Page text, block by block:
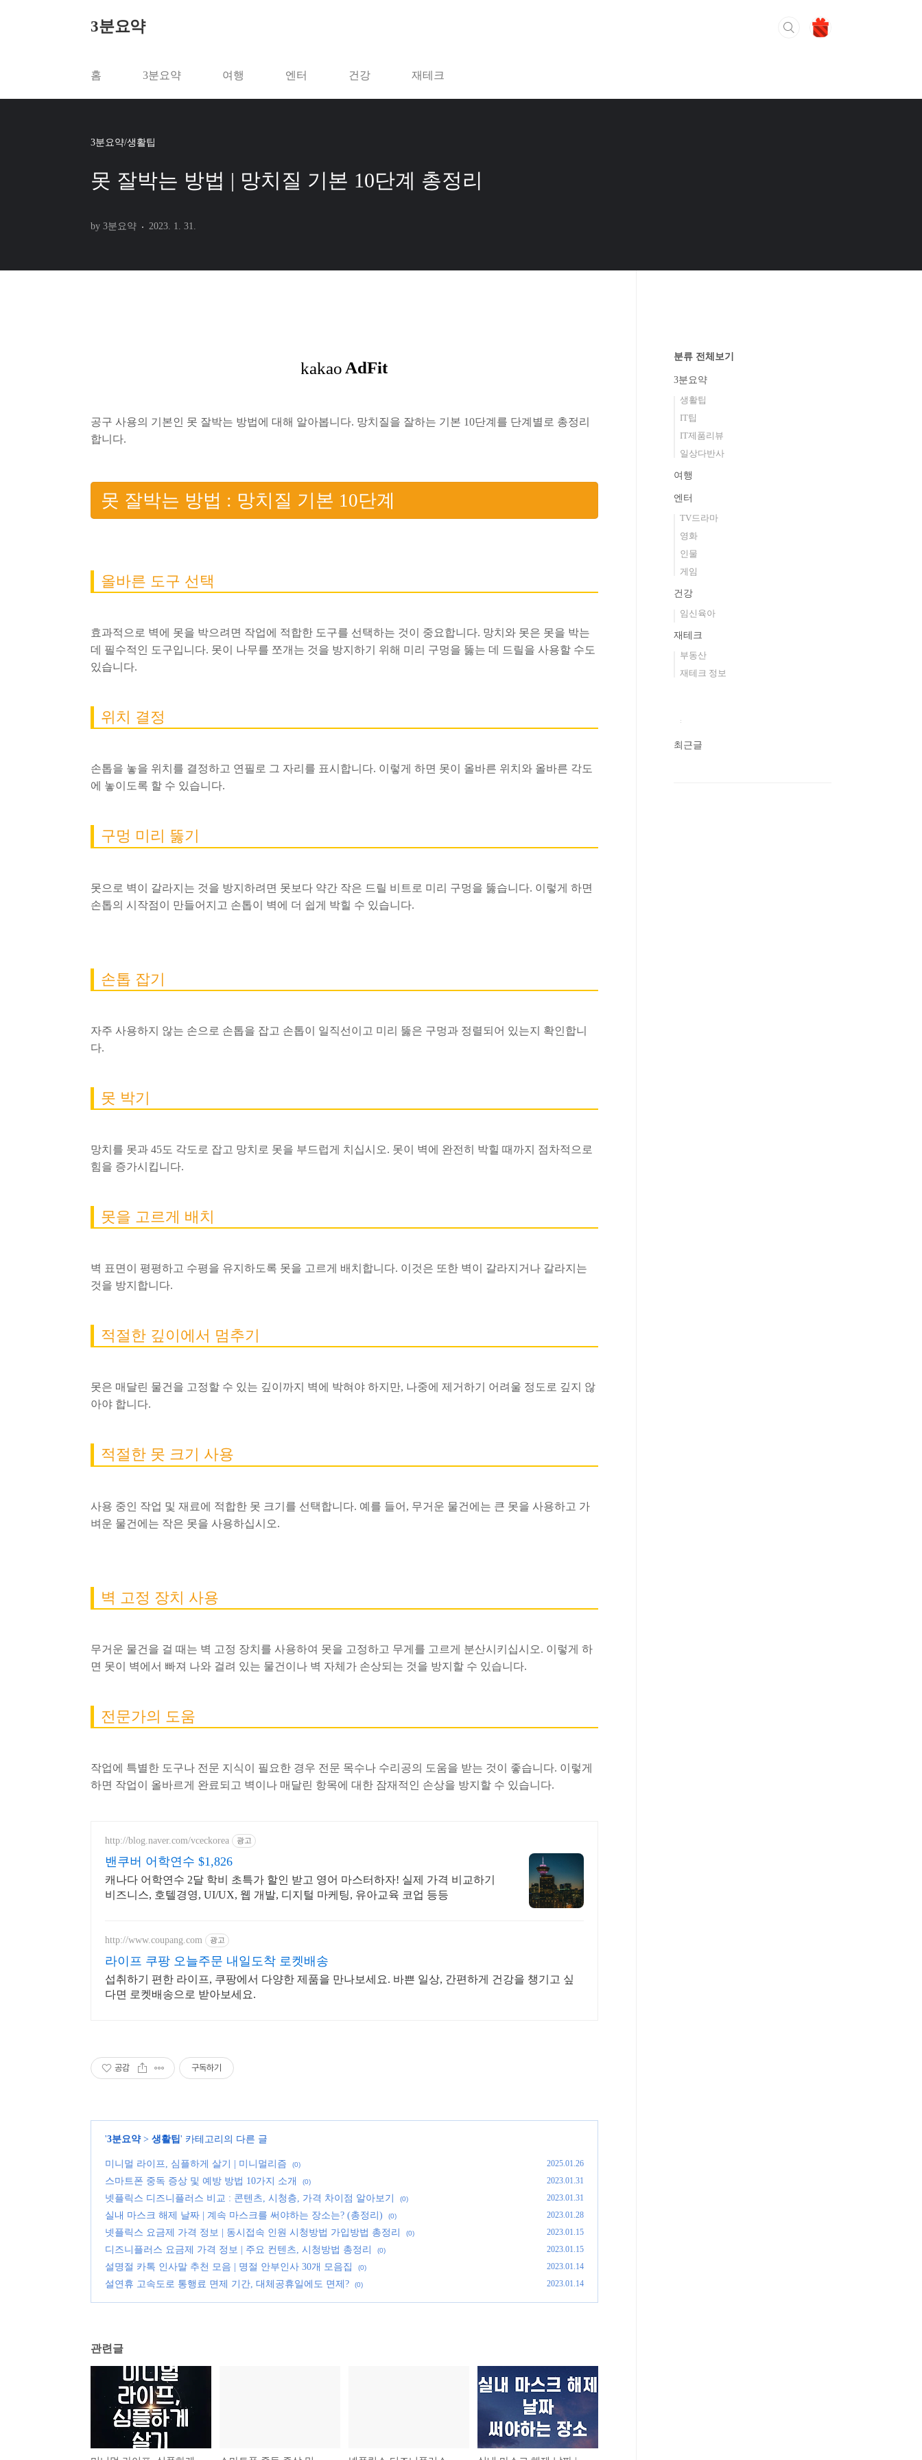
3분요약
홈 3분요약 여행 엔터 건강 재테크
3분요약/생활팁
못 잘박는 방법 | 망치질 기본 10단계 총정리
by 3분요약 2023. 1. 31.
공구 사용의 기본인 못 잘박는 방법에 대해 알아봅니다. 망치질을 잘하는 기본 10단계를 단계별로 총정리
합니다.
못 잘박는 방법 : 망치질 기본 10단계
올바른 도구 선택
효과적으로 벽에 못을 박으려면 작업에 적합한 도구를 선택하는 것이 중요합니다. 망치와 못은 못을 박는
데 필수적인 도구입니다. 못이 나무를 쪼개는 것을 방지하기 위해 미리 구멍을 뚫는 데 드릴을 사용할 수도
있습니다.
위치 결정
손톱을 놓을 위치를 결정하고 연필로 그 자리를 표시합니다. 이렇게 하면 못이 올바른 위치와 올바른 각도
에 놓이도록 할 수 있습니다.
구멍 미리 뚫기
못으로 벽이 갈라지는 것을 방지하려면 못보다 약간 작은 드릴 비트로 미리 구멍을 뚫습니다. 이렇게 하면
손톱의 시작점이 만들어지고 손톱이 벽에 더 쉽게 박힐 수 있습니다.
손톱 잡기
자주 사용하지 않는 손으로 손톱을 잡고 손톱이 일직선이고 미리 뚫은 구멍과 정렬되어 있는지 확인합니
다.
못 박기
망치를 못과 45도 각도로 잡고 망치로 못을 부드럽게 치십시오. 못이 벽에 완전히 박힐 때까지 점차적으로
힘을 증가시킵니다.
못을 고르게 배치
벽 표면이 평평하고 수평을 유지하도록 못을 고르게 배치합니다. 이것은 또한 벽이 갈라지거나 갈라지는
것을 방지합니다.
적절한 깊이에서 멈추기
못은 매달린 물건을 고정할 수 있는 깊이까지 벽에 박혀야 하지만, 나중에 제거하기 어려울 정도로 깊지 않
아야 합니다.
적절한 못 크기 사용
사용 중인 작업 및 재료에 적합한 못 크기를 선택합니다. 예를 들어, 무거운 물건에는 큰 못을 사용하고 가
벼운 물건에는 작은 못을 사용하십시오.
벽 고정 장치 사용
무거운 물건을 걸 때는 벽 고정 장치를 사용하여 못을 고정하고 무게를 고르게 분산시키십시오. 이렇게 하
면 못이 벽에서 빠져 나와 걸려 있는 물건이나 벽 자체가 손상되는 것을 방지할 수 있습니다.
전문가의 도움
작업에 특별한 도구나 전문 지식이 필요한 경우 전문 목수나 수리공의 도움을 받는 것이 좋습니다. 이렇게
하면 작업이 올바르게 완료되고 벽이나 매달린 항목에 대한 잠재적인 손상을 방지할 수 있습니다.
http://blog.naver.com/vceckorea 광고
밴쿠버 어학연수 $1,826
캐나다 어학연수 2달 학비 초특가 할인 받고 영어 마스터하자! 실제 가격 비교하기
비즈니스, 호텔경영, UI/UX, 웹 개발, 디지털 마케팅, 유아교육 코업 등등
http://www.coupang.com 광고
라이프 쿠팡 오늘주문 내일도착 로켓배송
섭취하기 편한 라이프, 쿠팡에서 다양한 제품을 만나보세요. 바쁜 일상, 간편하게 건강을 챙기고 싶
다면 로켓배송으로 받아보세요.
공감 구독하기
'3분요약> 생활팁' 카테고리의 다른 글
미니멀 라이프, 심플하게 살기 | 미니멀리즘 (0) 2025.01.26
스마트폰 중독 증상 및 예방 방법 10가지 소개 (0) 2023.01.31
넷플릭스 디즈니플러스 비교 : 콘텐츠, 시청층, 가격 차이점 알아보기 (0) 2023.01.31
실내 마스크 해제 날짜 | 계속 마스크를 써야하는 장소는? (총정리) (0) 2023.01.28
넷플릭스 요금제 가격 정보 | 동시접속 인원 시청방법 가입방법 총정리 (0) 2023.01.15
디즈니플러스 요금제 가격 정보 | 주요 컨텐츠, 시청방법 총정리 (0) 2023.01.15
설명절 카톡 인사말 추천 모음 | 명절 안부인사 30개 모음집 (0) 2023.01.14
설연휴 고속도로 통행료 면제 기간, 대체공휴일에도 면제? (0) 2023.01.14
관련글
분류 전체보기
3분요약
생활팁
IT팁
IT제품리뷰
일상다반사
여행
엔터
TV드라마
영화
인물
게임
건강
임신육아
재테크
부동산
재테크 정보
최근글